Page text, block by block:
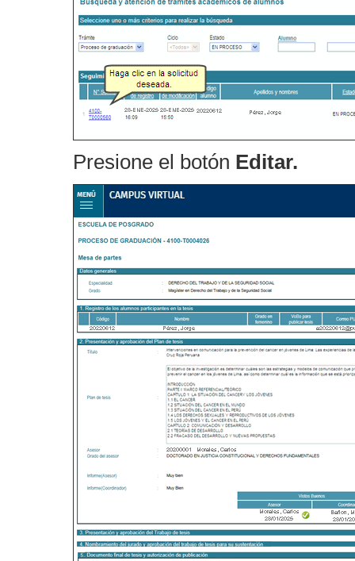
Presione el botón Editar.